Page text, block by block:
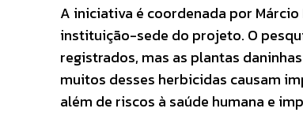
A iniciativa é coordenada por Márcio
instituição-sede do projeto. O
registrados, mas as plantas
muitos desses herbicidas causam
além de riscos à saúde humana e